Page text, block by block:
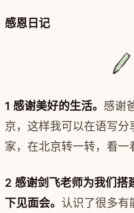
感恩日记
1 感谢美好的生活。 感谢
京，这样我可以在语写分
家，在北京转一转，看一
2 感谢剑飞老师为我们搭
下见面会。 认识了很多有